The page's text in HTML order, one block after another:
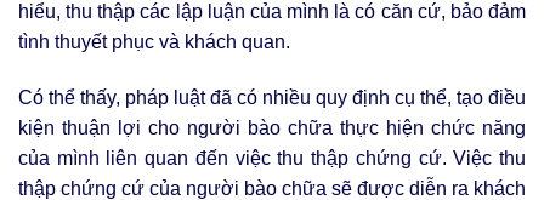
hiểu, thu thập các lập luận của mình là có căn cứ, bảo đảm
tình thuyết phục và khách quan.
Có thể thấy, pháp luật đã có nhiều quy định cụ thể, tạo điều
kiện thuận lợi cho người bào chữa thực hiện chức năng
của mình liên quan đến việc thu thập chứng cứ. Việc thu
thập chứng cứ của người bào chữa sẽ được diễn ra khách